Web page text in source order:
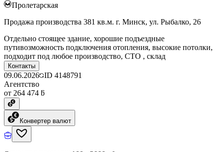
Пролетарская
Продажа производства 381 кв.м. г. Минск, ул. Рыбалко, 26
Отдельно стоящее здание, хорошие подъездные
путивозможность подключения отопления, высокие потолки,
подходит под любое производство, СТО , склад
Контакты
09.06.2026 ID 4148791
Агентство
от 264 474 ƃ
Конвертер валют